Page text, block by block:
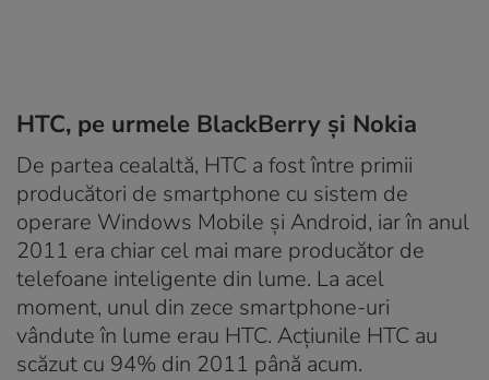
HTC, pe urmele BlackBerry și Nokia
De partea cealaltă, HTC a fost între primii
producători de smartphone cu sistem de
operare Windows Mobile și Android, iar în anul
2011 era chiar cel mai mare producător de
telefoane inteligente din lume. La acel
moment, unul din zece smartphone-uri
vândute în lume erau HTC. Acțiunile HTC au
scăzut cu 94% din 2011 până acum.